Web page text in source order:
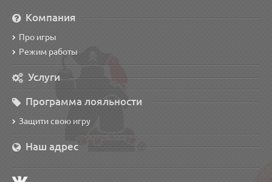
Компания
Про игры
Режим работы
Услуги
Программа лояльности
Защити свою игру
Наш адрес